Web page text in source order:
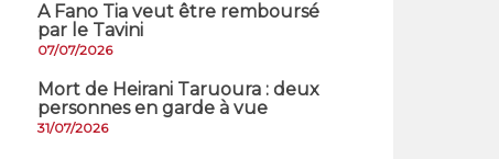
A Fano Tia veut être remboursé
par le Tavini
07/07/2026
Mort de Heirani Taruoura : deux
personnes en garde à vue
31/07/2026